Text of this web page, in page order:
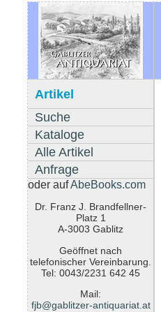
Artikel
Suche
Kataloge
Alle Artikel
Anfrage
oder aufAbeBooks.com
Dr. Franz J. Brandfellner-
Platz 1
A-3003 Gablitz
Geöffnet nach
telefonischer Vereinbarung.
Tel: 0043/2231 642 45
Mail:
fjb@gablitzer-antiquariat.at